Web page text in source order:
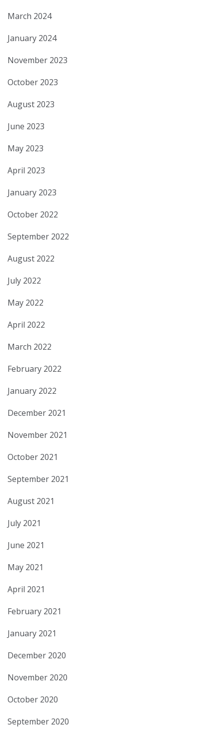
March 2024
January 2024
November 2023
October 2023
August 2023
June 2023
May 2023
April 2023
January 2023
October 2022
September 2022
August 2022
July 2022
May 2022
April 2022
March 2022
February 2022
January 2022
December 2021
November 2021
October 2021
September 2021
August 2021
July 2021
June 2021
May 2021
April 2021
February 2021
January 2021
December 2020
November 2020
October 2020
September 2020